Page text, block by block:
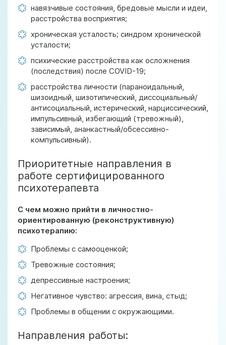
навязчивые состояния, бредовые мысли и идеи,
расстройства восприятия;
хроническая усталость; синдром хронической
усталости;
психические расстройства как осложнения
(последствия) после COVID-19;
расстройства личности (параноидальный,
шизоидный, шизотипический, диссоциальный/
антисоциальный, истерический, нарциссический,
импульсивный, избегающий (тревожный),
зависимый, ананкастный/обсессивно-
компульсивный).
Приоритетные направления в
работе сертифицированного
психотерапевта
С чем можно прийти в личностно-
ориентированную (реконструктивную)
психотерапию:
Проблемы с самооценкой;
Тревожные состояния;
депрессивные настроения;
Негативное чувство: агрессия, вина, стыд;
Проблемы в общении с окружающими.
Направления работы: